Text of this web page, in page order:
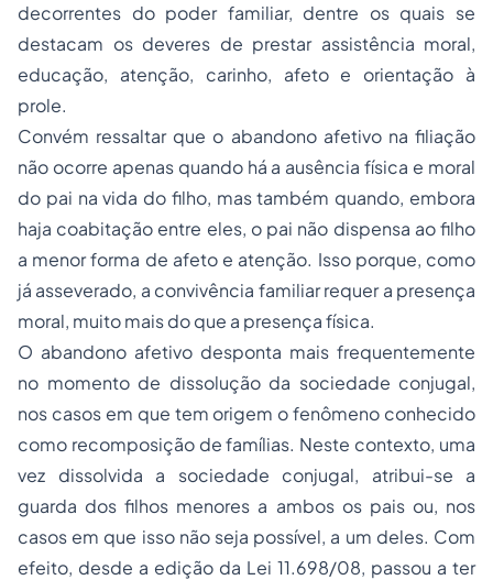
decorrentes do poder familiar, dentre os quais se
destacam os deveres de prestar assistência moral,
educação, atenção, carinho, afeto e orientação à
prole.
Convém ressaltar que o abandono afetivo na filiação
não ocorre apenas quando há a ausência física e moral
do pai na vida do filho, mas também quando, embora
haja coabitação entre eles, o pai não dispensa ao filho
a menor forma de afeto e atenção. Isso porque, como
já asseverado, a convivência familiar requer a presença
moral, muito mais do que a presença física.
O abandono afetivo desponta mais frequentemente
no momento de dissolução da sociedade conjugal,
nos casos em que tem origem o fenômeno conhecido
como recomposição de famílias. Neste contexto, uma
vez dissolvida a sociedade conjugal, atribui-se a
guarda dos filhos menores a ambos os pais ou, nos
casos em que isso não seja possível, a um deles. Com
efeito, desde a edição da Lei 11.698/08, passou a ter